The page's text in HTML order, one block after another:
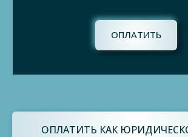
ОПЛАТИТЬ
ОПЛАТИТЬ КАК